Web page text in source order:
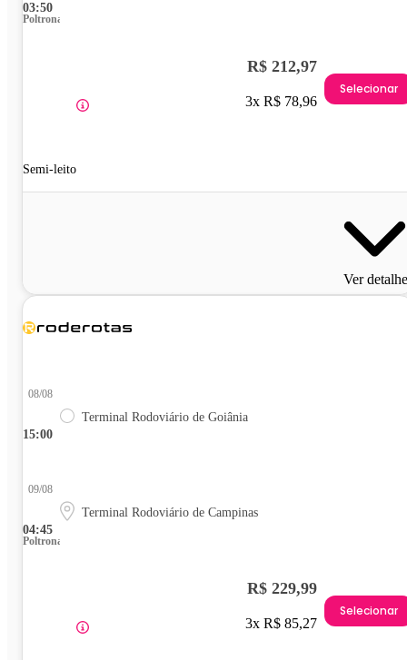
03:50
Poltrona
Semi-leito
R$ 212,97
3x R$ 78,96
Selecionar
Ver
15:00
08/08
Terminal Rodoviário de Goiânia
04:45
09/08
Terminal Rodoviário de Campinas
Poltrona
R$ 229,99
3x R$ 85,27
Selecionar